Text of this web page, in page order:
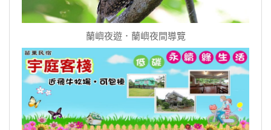
蘭嶼夜遊．蘭嶼夜間導覽